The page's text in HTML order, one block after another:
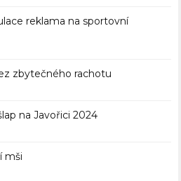
reklama na sportovní
zbytečného rachotu
na Javořici 2024
mši